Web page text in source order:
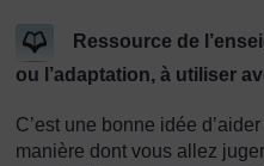
Ressource de
ou l’adaptation, à utiliser
C’est une bonne idée
manière dont vous allez